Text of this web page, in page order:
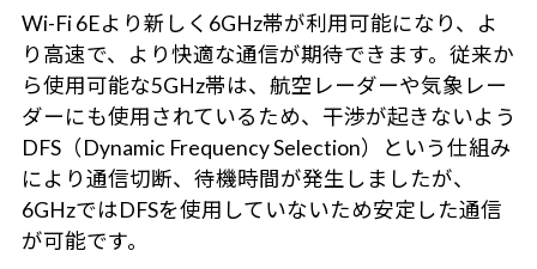
Wi-Fi 6Eより新しく6GHz帯が利用可能になり、よ
り高速で、より快適な通信が期待できます。従来か
ら使用可能な5GHz帯は、航空レーダーや気象レー
ダーにも使用されているため、干渉が起きないよう
DFS（Dynamic Frequency Selection）という仕組み
により通信切断、待機時間が発生しましたが、
6GHzではDFSを使用していないため安定した通信
が可能です。